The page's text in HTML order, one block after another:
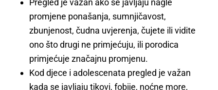
Pregled je važan ako se javljaju nagle
promjene ponašanja, sumnjičavost,
zbunjenost, čudna uvjerenja, čujete ili vidite
ono što drugi ne primjećuju, ili porodica
primjećuje značajnu promjenu.
Kod djece i adolescenata pregled je važan
kada se javljaju tikovi, fobije, noćne more,